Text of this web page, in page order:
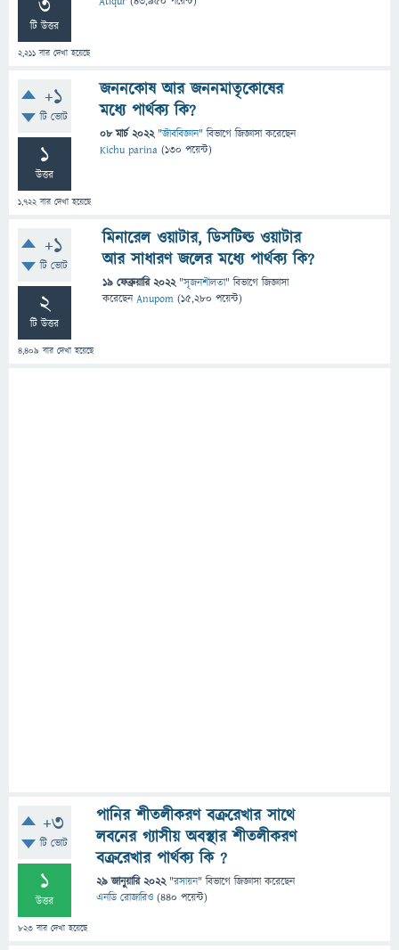
3
টি উত্তর
2,211 বার দেখা হয়েছে
+1
টি ভোট
1
উত্তর
1,722বার দেখা হয়েছে
জননকোষ আর জননমাতৃকোষের
মধ্যে পার্থক্য কি?
08 মার্চ 2022 "জীববিজ্ঞান" বিভাগে জিজ্ঞাসাকরেছেন
Kichu parina (130 পয়েন্ট)
+1
টি ভোট
2
টি উত্তর
4,409 বার দেখা হয়েছে
মিনারেল ওয়াটার, ডিসটিল্ড ওয়াটার
আর সাধারণ জলের মধ্যে পার্থক্য কি?
19 ফেব্রুয়ারি 2022 "সৃজনশীলতা" বিভাগে জিজ্ঞাসা
করেছেনAnupom (15,280 পয়েন্ট)
+3
টি ভোট
1
উত্তর
823 বার দেখা হয়েছে
পানির শীতলীকরণ বক্ররেখার সাথে
লবনের গ্যাসীয় অবস্থার শীতলীকরণ
বক্ররেখার পার্থক্য কি ?
29 জানুয়ারি 2022 "রসায়ন" বিভাগে জিজ্ঞাসাকরেছেন
এনডি রোজারিও (440 পয়েন্ট)